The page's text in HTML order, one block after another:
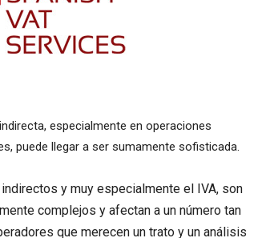
especialmente en operaciones
puede llegar a ser sumamente sofisticada.
y muy especialmente el IVA, son
complejos y afectan a un número tan
que merecen un trato y un análisis